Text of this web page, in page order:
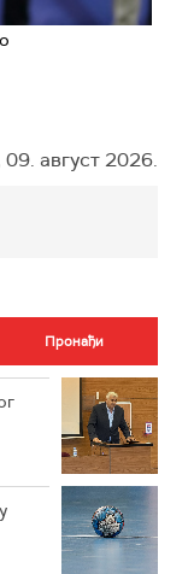
август 2026.